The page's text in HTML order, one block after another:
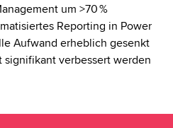
um >70 %
Reporting in Power
Aufwand erheblich gesenkt
signifikant verbessert werden